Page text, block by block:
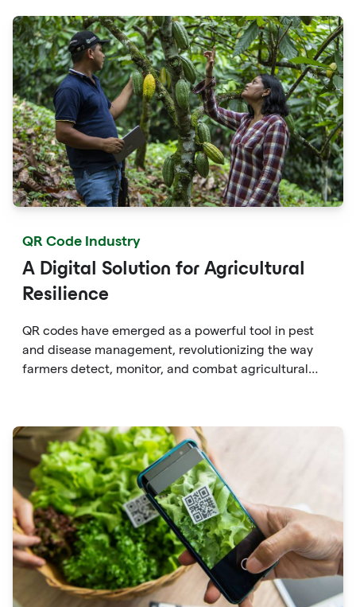
and enhanced engagement offered by QR codes,
along with their tracking and analytics capabilities.
QR Code Industry
A Digital Solution for Agricultural
Resilience
QR codes have emerged as a powerful tool in pest
and disease management, revolutionizing the way
farmers detect, monitor, and combat agricultural
systems, access treatment protocols, and foster
collaboration within the agricultural community.